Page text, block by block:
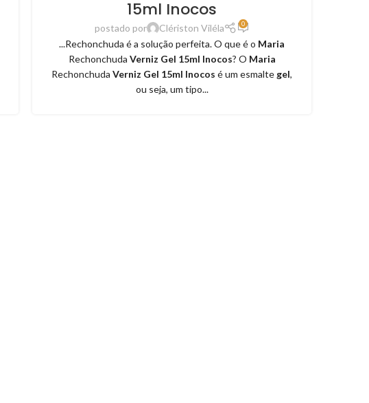
15ml Inocos
postado por Clériston Viléla 0
...Rechonchuda é a solução perfeita. O que é o Maria
Rechonchuda Verniz Gel 15ml Inocos? O Maria
RechonchudaVerniz Gel 15ml Inocos é um esmalte gel,
ou seja, um tipo...